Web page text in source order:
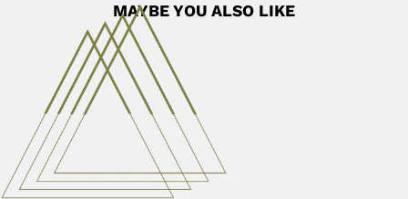
MAYBE YOU ALSO LIKE
José Lopes de Faria
José Lopes de Faria, Brazilian anatomical pathologist
(Capela Nova, Minas...
February 28, 2024
Victor Neumann-Lara
Victor Neumann Lara, Mexican mathematician (Huejutla
de Reyes, Hidalgo State 06 June...